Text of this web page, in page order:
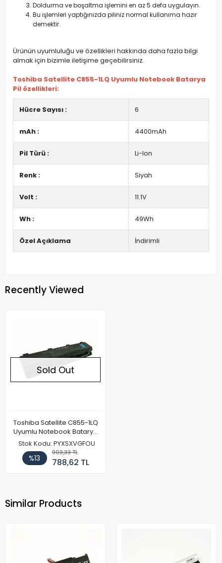
Doldurma ve boşaltma işlemini en az 5 defa uygulayın.
Bu işlemleri yaptığınızda piliniz normal kullanıma hazır
demektir.
Ürünün uyumluluğu ve özellikleri hakkında daha fazla bilgi
almak için bizimle iletişime geçebilirsiniz.
Toshiba Satellite C855-1LQ Uyumlu Notebook Batarya
Pil özellikleri:
Hücre Sayısı : 6
mAh : 4400mAh
Pil Türü : Li-Ion
Renk : Siyah
Volt : 11.1V
Wh : 49Wh
Özel Açıklama İndirimli
Recently Viewed
Sold Out
Toshiba Satellite C855-1LQ
Uyumlu Notebook Batarya
Pil
Stok Kodu: PYXSXVGFOU
%13
903,33 TL
788,62 TL
Similar Products